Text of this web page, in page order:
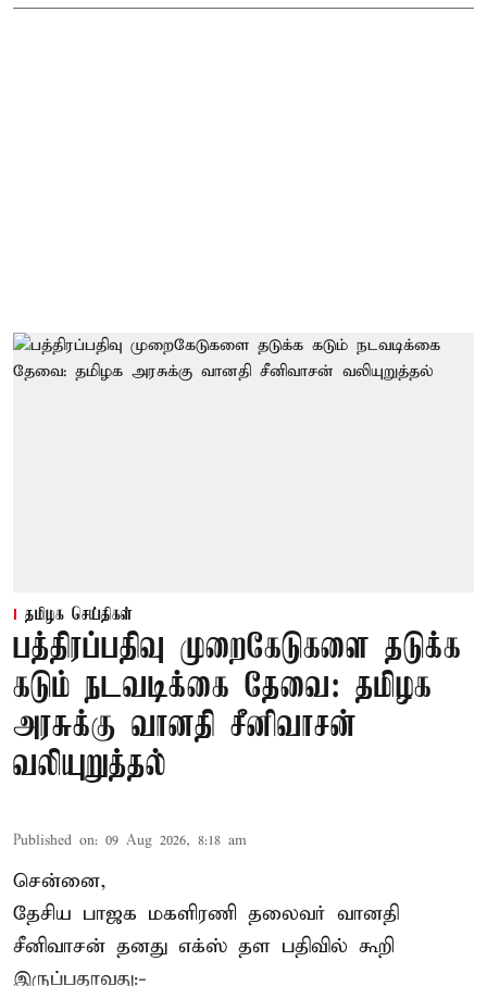
தமிழக செய்திகள்
பத்திரப்பதிவு முறைகேடுகளை தடுக்க
கடும் நடவடிக்கை தேவை: தமிழக
அரசுக்கு வானதி சீனிவாசன்
வலியுறுத்தல்
Published on: 09 Aug 2026, 8:18 am
சென்னை,
தேசிய பாஜக மகளிரணி தலைவர் வானதி
சீனிவாசன் தனது எக்ஸ் தள பதிவில் கூறி
இருப்பதாவது:-